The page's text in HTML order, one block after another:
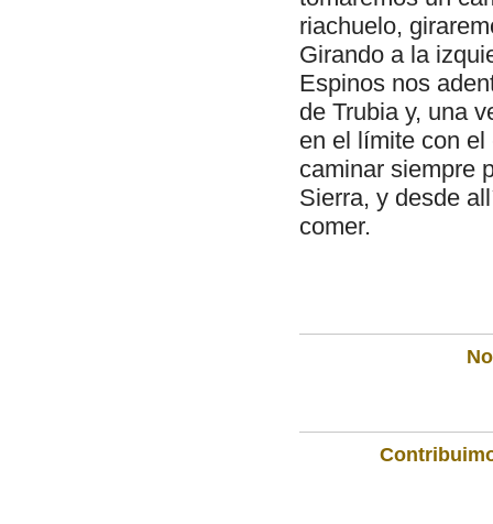
riachuelo,
Girando a la
Espinos nos
de Trubia y, una
en el límite con
caminar siempre
Sierra, y desde
comer.